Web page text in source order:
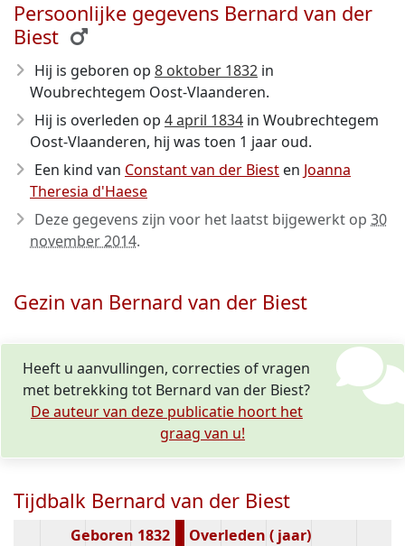
Persoonlijke gegevens Bernard van der
Biest
Hij is geboren op 8 oktober 1832 in
Woubrechtegem Oost-Vlaanderen.
Hij is overleden op 4 april 1834 in Woubrechtegem
Oost-Vlaanderen, hij was toen 1 jaar oud.
Een kind van Constant van der Biest en Joanna
Theresia d'Haese
Deze gegevens zijn voor het laatst bijgewerkt op 30
november 2014.
Gezin van Bernard van der Biest
Heeft u aanvullingen, correcties of vragen
met betrekking tot Bernard van der Biest?
De auteur van deze publicatie hoort het
graag van u!
Tijdbalk Bernard van der Biest
Geboren 1832 Overleden ( jaar)